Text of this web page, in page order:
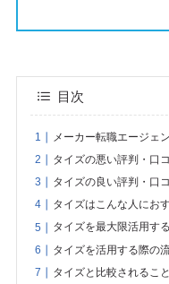
目次
メーカー転職エージェ
タイズの悪い評判・口
タイズの良い評判・口
タイズはこんな人にお
タイズを最大限活用す
タイズを活用する際の
タイズと比較されるこ